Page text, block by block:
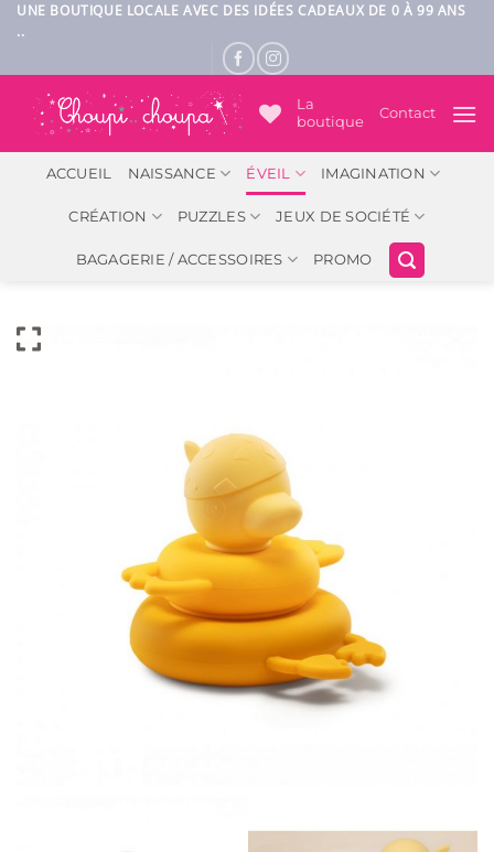
Passer
au
UNE BOUTIQUE LOCALE AVEC DES IDÉES CADEAUX DE 0 À 99 ANS
..
La
boutique
Contact
ACCUEIL NAISSANCE ÉVEIL IMAGINATION
CRÉATION PUZZLES JEUX DE SOCIÉTÉ
BAGAGERIE / ACCESSOIRES PROMO